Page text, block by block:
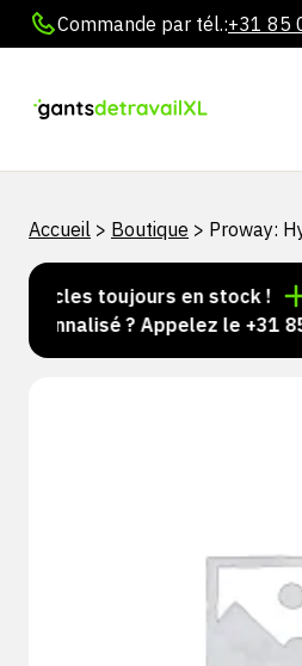
Commande par tél.:+31 85
Accueil > Boutique > Proway:
toujours en stock !
? Appelez le +31 85